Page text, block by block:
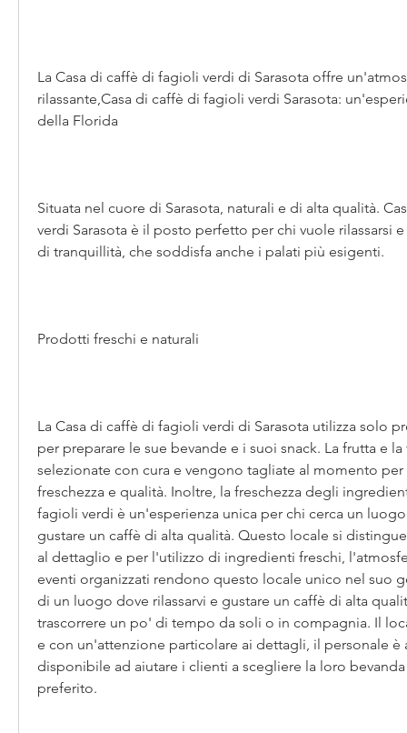
La Casa di caffè di fagioli verdi di Sarasota offre
rilassante,Casa di caffè di fagioli verdi Sarasota:
della Florida
Situata nel cuore di Sarasota, naturali e di alta qualità.
verdi Sarasota è il posto perfetto per chi vuole rilassarsi
di tranquillità, che soddisfa anche i palati più esigenti.
Prodotti freschi e naturali
La Casa di caffè di fagioli verdi di Sarasota utilizza solo
per preparare le sue bevande e i suoi snack. La frutta e
selezionate con cura e vengono tagliate al momento per
freschezza e qualità. Inoltre, la freschezza degli
fagioli verdi è un'esperienza unica per chi cerca un
gustare un caffè di alta qualità. Questo locale si
al dettaglio e per l'utilizzo di ingredienti freschi,
eventi organizzati rendono questo locale unico nel suo
di un luogo dove rilassarvi e gustare un caffè di alta
trascorrere un po' di tempo da soli o in compagnia. Il
e con un'attenzione particolare ai dettagli, il personale è
disponibile ad aiutare i clienti a scegliere la loro
preferito.